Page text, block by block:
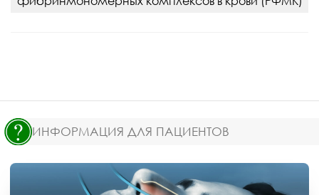
ИНФОРМАЦИЯ ДЛЯ ПАЦИЕНТОВ